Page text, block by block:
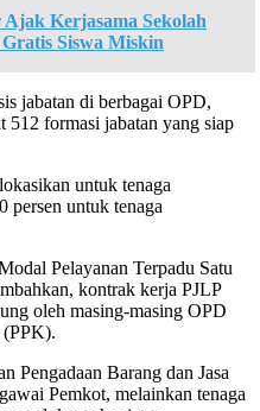
Kerjasama Sekolah
Siswa Miskin
jabatan di berbagai OPD,
512 formasi jabatan yang siap
untuk tenaga
persen untuk tenaga
Pelayanan Terpadu Satu
kontrak kerja PJLP
oleh masing-masing OPD
(PPK).
Pengadaan Barang dan Jasa
Pemkot, melainkan tenaga